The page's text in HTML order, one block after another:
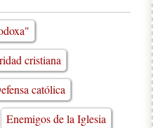
cristiana
católica
Enemigos de la Iglesia